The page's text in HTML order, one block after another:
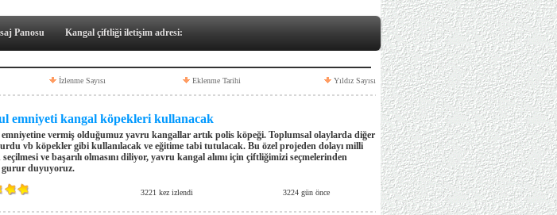
Panosu Kangal çiftliği iletişim adresi:
İzlenme Sayısı Eklenme Tarihi Yıldız Sayısı
emniyeti kangal köpekleri kullanacak
vermiş olduğumuz yavru kangallar artık polis köpeği. Toplumsal olaylarda diğer
vb köpekler gibi kullanılacak ve eğitime tabi tutulacak. Bu özel projeden dolayı milli
seçilmesi ve başarılı olmasını diliyor, yavru kangal alımı için çiftliğimizi seçmelerinden
gurur duyuyoruz.
3221 kez izlendi 3224 gün önce